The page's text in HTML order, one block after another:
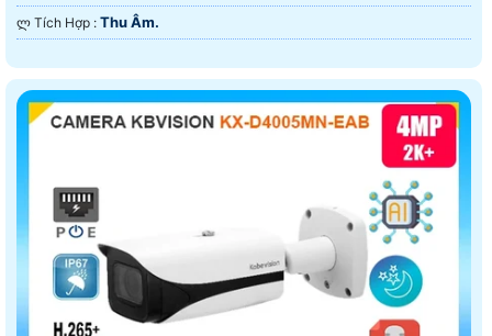
️ლ Tích Hợp : Thu Âm.